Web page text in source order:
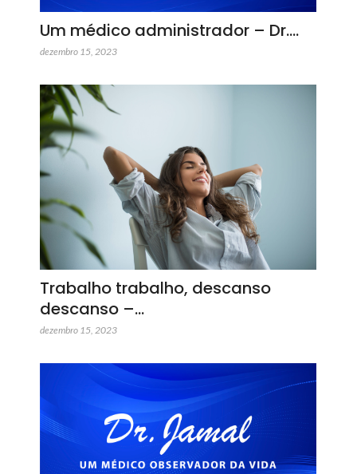
Um médico administrador – Dr.…
dezembro 15, 2023
Trabalho trabalho, descanso
descanso –…
dezembro 15, 2023